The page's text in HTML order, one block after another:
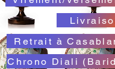
Retrait à
Chrono Diali